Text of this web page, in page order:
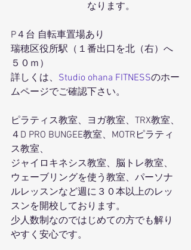
なります。
P４台 自転車置場あり
瑞穂区役所駅（１番出口を北（右）へ
５０ｍ）
詳しくは、 Studio ohana FITNESSのホー
ムページでご確認下さい。
ピラティス教室、ヨガ教室、TRX教室、
４D PRO BUNGEE教室、MOTRピラティ
ス教室、
ジャイロキネシス教室、脳トレ教室、
ウェーブリングを使う教室、パーソナ
ルレッスンなど週に３０本以上のレッ
スンを開校しております。
少人数制なのではじめての方でも解り
やすく安心です。